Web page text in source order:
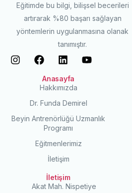
Eğitimde bu bilgi, bilişsel becerileri
artırarak %80 başarı sağlayan
yöntemlerin uygulanmasına olanak
tanımıştır.
Anasayfa
Hakkımızda
Dr. Funda Demirel
Beyin Antrenörlüğü Uzmanlık
Programı
Eğitmenlerimiz
İletişim
İletişim
Akat Mah. Nispetiye